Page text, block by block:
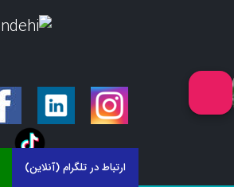
ارتباط در تلگرام (آنلاین)